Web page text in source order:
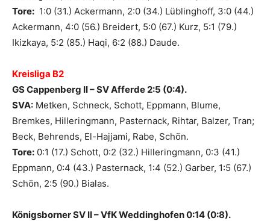
Tore: 1:0 (31.) Ackermann, 2:0 (34.) Lüblinghoff, 3:0 (44.)
Ackermann, 4:0 (56.) Breidert, 5:0 (67.) Kurz, 5:1 (79.)
Ikizkaya, 5:2 (85.) Haqi, 6:2 (88.) Daude.
Kreisliga B2
GS Cappenberg II – SV Afferde 2:5 (0:4).
SVA: Metken, Schneck, Schott, Eppmann, Blume,
Bremkes, Hilleringmann, Pasternack, Rihtar, Balzer, Tran;
Beck, Behrends, El-Hajjami, Rabe, Schön.
Tore: 0:1 (17.) Schott, 0:2 (32.) Hilleringmann, 0:3 (41.)
Eppmann, 0:4 (43.) Pasternack, 1:4 (52.) Garber, 1:5 (67.)
Schön, 2:5 (90.) Bialas.
Königsborner SV II – VfK Weddinghofen 0:14 (0:8).